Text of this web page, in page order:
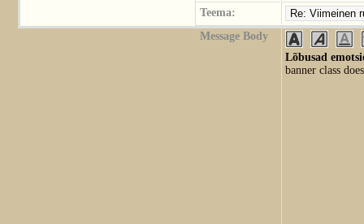
Teema:
Message Body
Lõbusad
banner class